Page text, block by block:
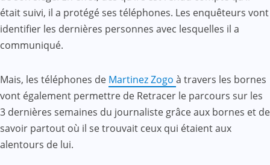
était suivi, il a protégé ses téléphones. Les enquêteurs vont
identifier les dernières personnes avec lesquelles il a
communiqué.
Mais, les téléphones de Martinez Zogo à travers les bornes
vont également permettre de Retracer le parcours sur les
3 dernières semaines du journaliste grâce aux bornes et de
savoir partout où il se trouvait ceux qui étaient aux
alentours de lui.